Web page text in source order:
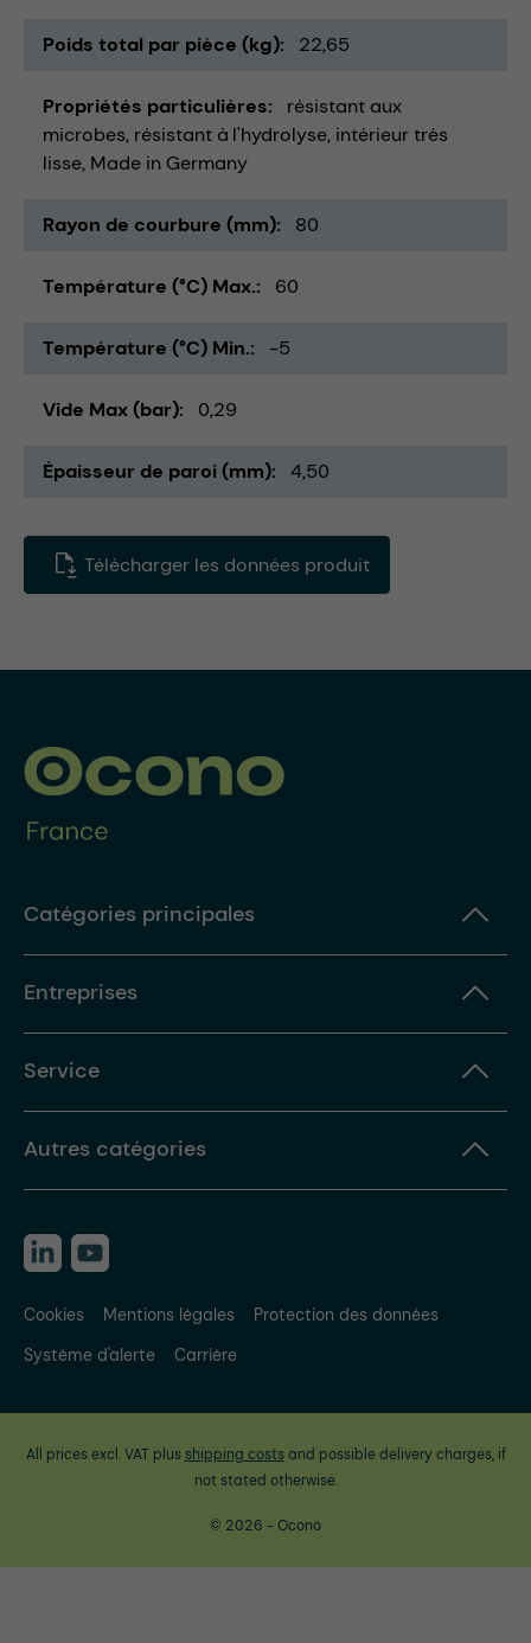
Poids total par pièce (kg) 22,65
Propriétés particulières
résistant aux
microbes résistant à l'hydrolyse intérieur très
lisse Made in Germany
Rayon de courbure (mm) 80
Température (°C) Max. 60
Température (°C) Min. -5
Vide Max (bar) 0,29
Épaisseur de paroi (mm) 4,50
Télécharger les données produit
Catégories principales
Entreprises
Service
Autres catégories
Cookies Mentions légales
Protection des données
Système d'alerte
Carrière
All prices excl. VAT plus shipping costsand possible delivery charges, if
not stated otherwise.
© 2026 - Ocono